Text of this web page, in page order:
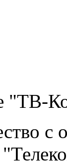
"ТВ-
с